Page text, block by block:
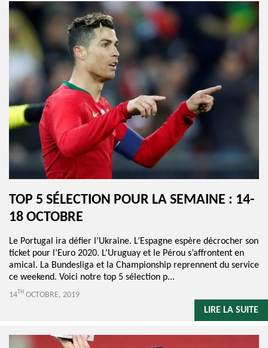
TOP 5 SÉLECTION POUR LA SEMAINE : 14-
18 OCTOBRE
Le Portugal ira défier l’Ukraine. L’Espagne espère décrocher son
ticket pour l’Euro 2020. L’Uruguay et le Pérou s’affrontent en
amical. La Bundesliga et la Championship reprennent du service
ce weekend. Voici notre top 5 sélection p...
14TH OCTOBRE, 2019
LIRE LA SUITE